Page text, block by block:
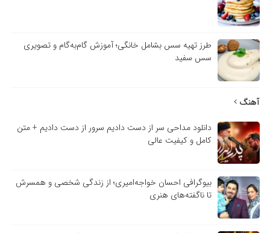
طرز تهیه سس بشامل خانگی؛ آموزش گام‌به‌گام و تصویری
سس سفید
آهنگ
دانلود مداحی سر از دست دادیم سرور از دست دادیم + متن
کامل و کیفیت عالی
بیوگرافی احسان خواجه‌امیری؛ از زندگی شخصی و همسرش
تا ناگفته‌های هنری